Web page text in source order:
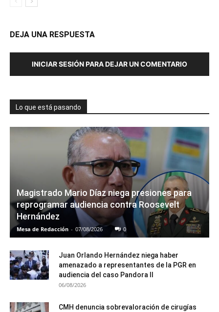
DEJA UNA RESPUESTA
INICIAR SESIÓN PARA DEJAR UN COMENTARIO
Lo que está pasando
Magistrado Mario Díaz niega presiones para
reprogramar audiencia contra Roosevelt
Hernández
Mesa de Redacción - 07/08/2026 0
Juan Orlando Hernández niega haber
amenazado a representantes de la PGR en
audiencia del caso Pandora II
06/08/2026
CMH denuncia sobrevaloración de cirugías